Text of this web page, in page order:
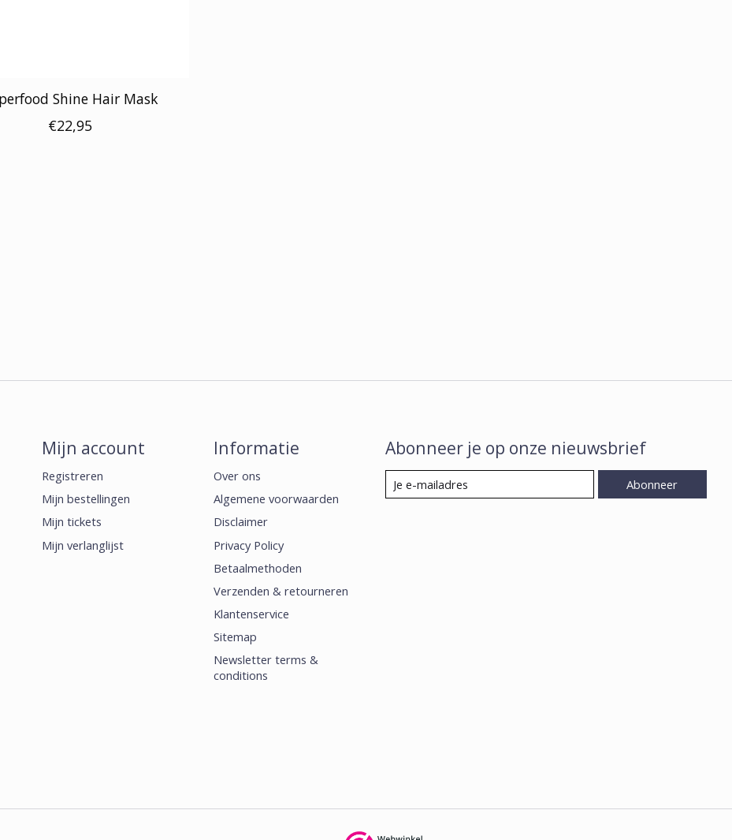
Shine Hair Mask
€22,95
Mijn account
Registreren
Mijn bestellingen
Mijn tickets
Mijn verlanglijst
Informatie
Over ons
Algemene voorwaarden
Disclaimer
Privacy Policy
Betaalmethoden
Verzenden & retourneren
Klantenservice
Sitemap
Newsletter terms &
conditions
Abonneer je op onze nieuwsbrief
Abonneer